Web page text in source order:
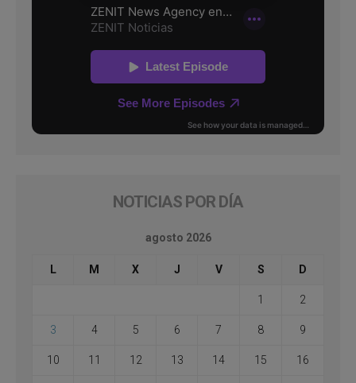
NOTICIAS POR DÍA
agosto 2026
L M X J V S D
1 2
3 4 5 6 7 8 9
10 11 12 13 14 15 16